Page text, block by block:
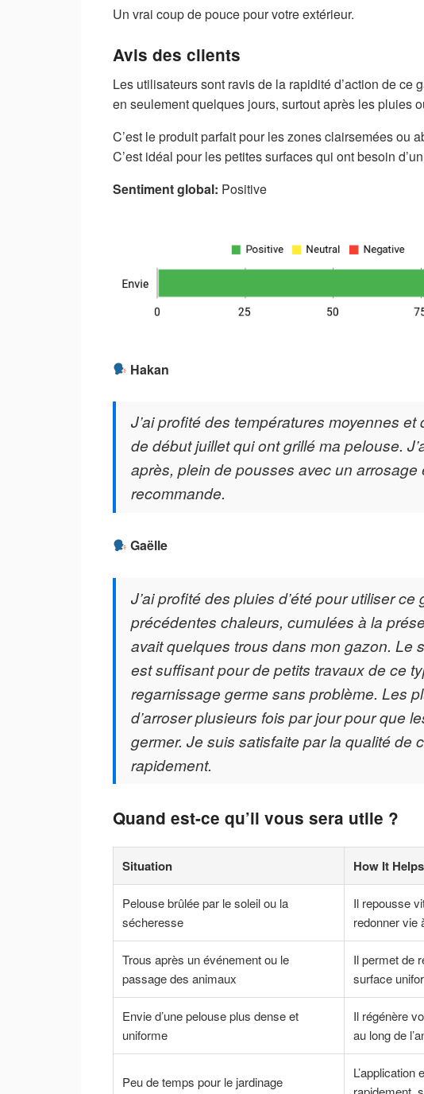
Un vrai coup de pouce pour votre extérieur.
Avis des clients
Les utilisateurs sont ravis de la rapidité d’action de
en seulement quelques jours, surtout après les pluies
C’est le produit parfait pour les zones clairsemées ou
C’est idéal pour les petites surfaces qui ont besoin
Sentiment global: Positive
Hakan
J’ai profité des températures moyennes
de début juillet qui ont grillé ma pelouse.
après, plein de pousses avec un
recommande.
Gaëlle
J’ai profité des pluies d’été pour utiliser
précédentes chaleurs, cumulées à la
avait quelques trous dans mon gazon. Le
est suffisant pour de petits travaux de ce
regarnissage germe sans problème. Les
d’arroser plusieurs fois par jour pour que
germer. Je suis satisfaite par la qualité de
rapidement.
Quand est-ce qu’il vous sera utile ?
Situation How It Helps
Pelouse brûlée par le soleil ou la
sécheresse
Il repousse
redonner vie
Trous après un événement ou le
passage des animaux
Il permet de
surface
Envie d’une pelouse plus dense et
uniforme
Il régénère
au long de
Peu de temps pour le jardinage